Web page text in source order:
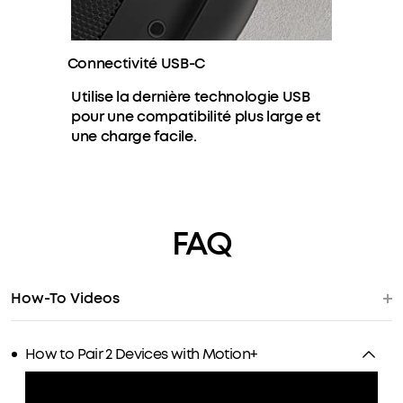
Connectivité USB-C
Utilise la dernière technologie USB
pour une compatibilité plus large et
une charge facile.
FAQ
How-To Videos
How to Pair 2 Devices with Motion+